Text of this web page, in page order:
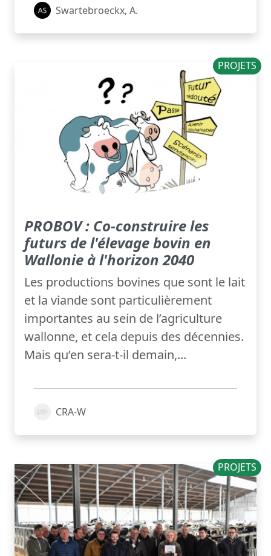
Swartebroeckx, A.
PROJETS
PROBOV : Co-construire les
futurs de l'élevage bovin en
Wallonie à l'horizon 2040
Les productions bovines que sont le lait
et la viande sont particulièrement
importantes au sein de l’agriculture
wallonne, et cela depuis des décennies.
Mais qu’en sera-t-il demain,...
CRA-W
PROJETS